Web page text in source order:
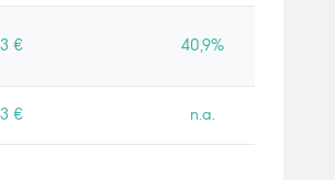
€ 40,9%
€ n.a.